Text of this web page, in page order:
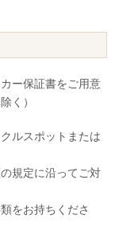
ー保証書をご用意
く）
ルスポットまたは
規定に沿ってご対
をお持ちくださ